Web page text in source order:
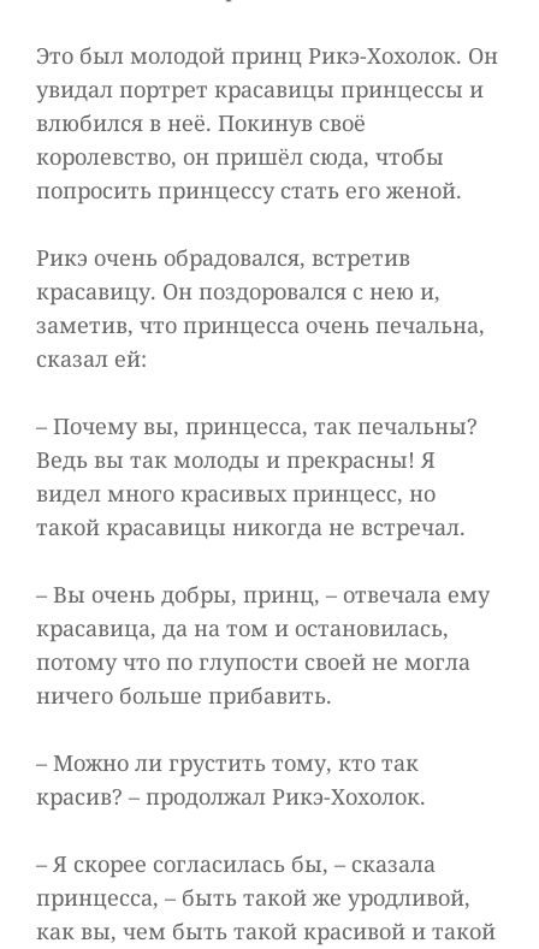
Это был молодой принц Рикэ-Хохолок. Он
увидал портрет красавицы принцессы и
влюбился в неё. Покинув своё
королевство, он пришёл сюда, чтобы
попросить принцессу стать его женой.
Рикэ очень обрадовался, встретив
красавицу. Он поздоровался с нею и,
заметив, что принцесса очень печальна,
сказал ей:
– Почему вы, принцесса, так печальны?
Ведь вы так молоды и прекрасны! Я
видел много красивых принцесс, но
такой красавицы никогда не встречал.
– Вы очень добры, принц, – отвечала ему
красавица, да на том и остановилась,
потому что по глупости своей не могла
ничего больше прибавить.
– Можно ли грустить тому, кто так
красив? – продолжал Рикэ-Хохолок.
– Я скорее согласилась бы, – сказала
принцесса, – быть такой же уродливой,
как вы, чем быть такой красивой и такой